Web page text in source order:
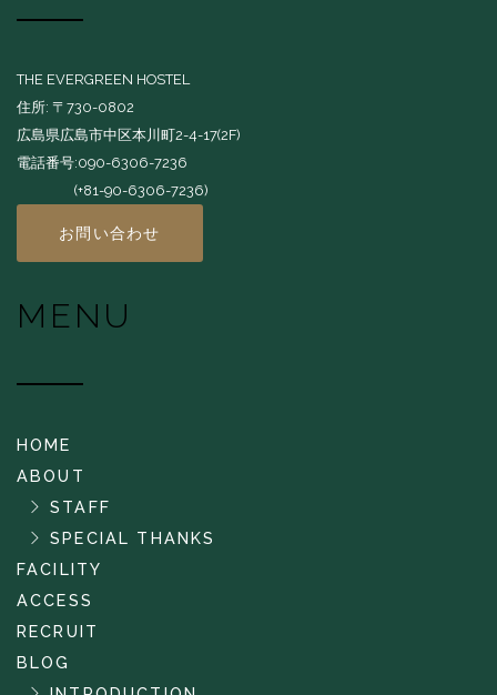
THE EVERGREEN HOSTEL
住所: 〒730-0802
広島県広島市中区本川町2-4-17(2F)
電話番号:090-6306-7236
(+81-90-6306-7236)
お問い合わせ
MENU
HOME
ABOUT
STAFF
SPECIAL THANKS
FACILITY
ACCESS
RECRUIT
BLOG